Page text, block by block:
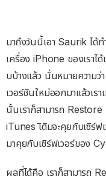
มาถึงวันนี้เอา Saurik ได้ท
เครื่อง iPhone ของเราไ
บบ้างแล้ว นั่นหมายความ
เวอร์ชันใหม่ออกมาแล้วเร
นั้นเราก็สามารถ Restore
iTunes เิดิมจะคุยกับเซิร์ฟ
มาคุยกับเซิร์ฟเวอร์ของ
ผลที่ได้คือ เราก็สามารถ